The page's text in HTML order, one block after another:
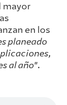
mayor
en los
planeado
al año”.